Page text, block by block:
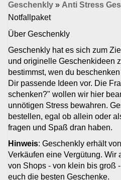
Geschenkly » Anti Stress
Notfallpaket
Über Geschenkly
Geschenkly hat es sich zum
und originelle Geschenkideen
bestimmst, wen du
Dir passende Ideen vor. Die
schenken?" wollen wir hier
unnötigen Stress bewahren.
bestellen, egal ob allein oder
fragen und Spaß dran haben.
Hinweis: Geschenkly erhält
Verkäufen eine Vergütung. Wir
von Shops - von klein bis groß
euch die besten Geschenke.